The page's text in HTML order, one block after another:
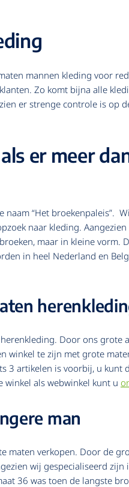
mannen kleding voor
Zo komt bijna alle
er strenge controle is op
er meer
“Het broekenpaleis”.
naar kleding.
maar in kleine vorm.
in heel Nederland en
Door ons
winkel te zijn met grote
3 artikelen is voorbij, u kunt
als webwinkel kunt u
man
maten verkopen. Door de
wij gespecialiseerd
36 was toen de langste